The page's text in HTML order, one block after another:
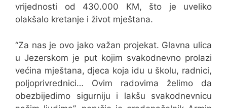
vrijednosti od 430.000 KM, što je uveliko
olakšalo kretanje i život mještana.
“Za nas je ovo jako važan projekat. Glavna ulica
u Jezerskom je put kojim svakodnevno prolazi
većina mještana, djeca koja idu u školu, radnici,
poljoprivrednici… Ovim radovima želimo da
obezbijedimo sigurniju i lakšu svakodnevnicu